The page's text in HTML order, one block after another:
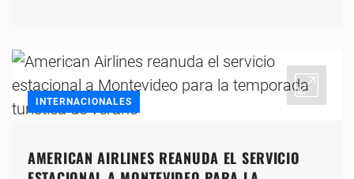
INTERNACIONALES
AMERICAN AIRLINES REANUDA EL SERVICIO